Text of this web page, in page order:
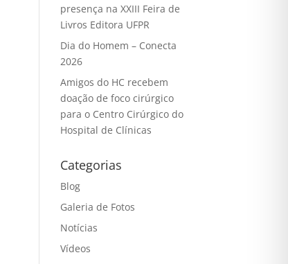
presença na XXIII Feira de
Livros Editora UFPR
Dia do Homem – Conecta
2026
Amigos do HC recebem
doação de foco cirúrgico
para o Centro Cirúrgico do
Hospital de Clínicas
Categorias
Blog
Galeria de Fotos
Notícias
Vídeos